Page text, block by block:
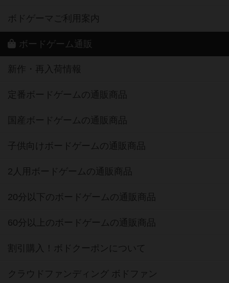
ボドゲーマご利用案内
ボードゲーム通販
新作・再入荷情報
定番ボードゲームの通販商品
国産ボードゲームの通販商品
子供向けボードゲームの通販商品
2人用ボードゲームの通販商品
20分以下のボードゲームの通販商品
60分以上のボードゲームの通販商品
割引購入！ボドクーポンについて
クラウドファンディング ボドファン